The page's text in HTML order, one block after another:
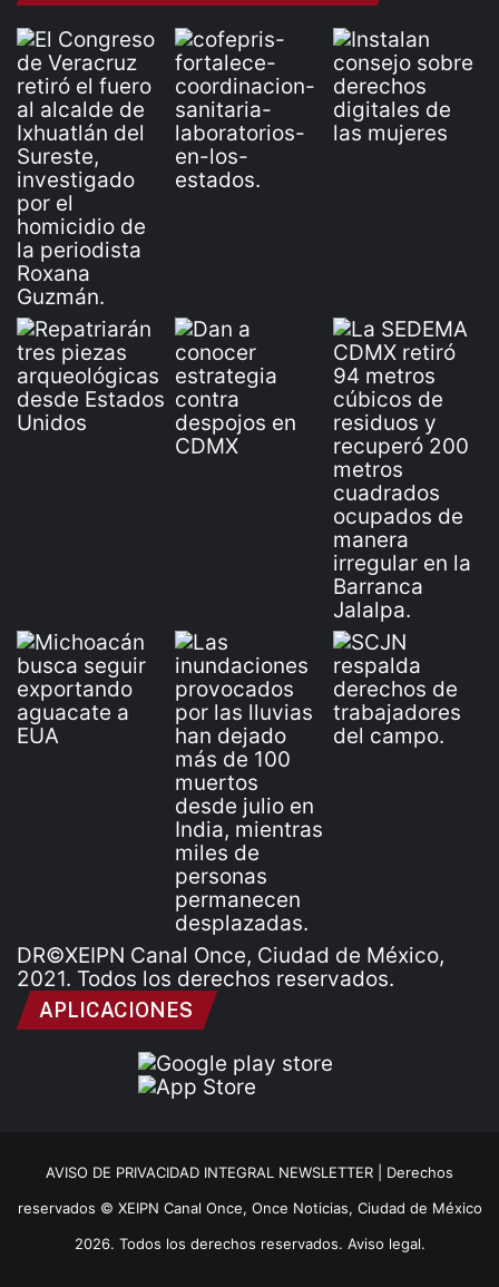
DR©XEIPN Canal Once, Ciudad de México,
2021. Todos los derechos reservados.
APLICACIONES
AVISO DE PRIVACIDAD INTEGRAL NEWSLETTER | Derechos
reservados © XEIPN Canal Once, Once Noticias, Ciudad de México
2026. Todos los derechos reservados. Aviso legal.